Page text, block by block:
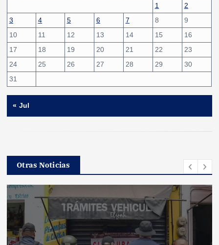
1
2
3
4 5 6 7 8
9
10
11 12 13 14 15
16
17
18 19 20 21 22
23
24
25 26 27 28 29
30
31
« Jul
Otras Noticias